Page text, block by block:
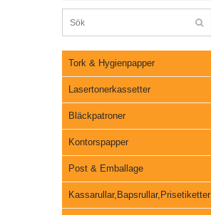
Tork & Hygienpapper
Lasertonerkassetter
Bläckpatroner
Kontorspapper
Post & Emballage
Kassarullar,Bapsrullar,Prisetiketter